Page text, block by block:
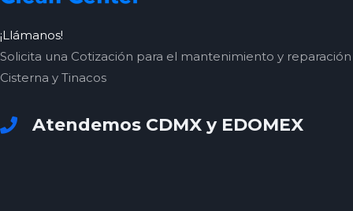
¡Llámanos!
Solicita una Cotización para el mantenimiento y
Cisterna y Tinacos
Atendemos CDMX y EDOMEX